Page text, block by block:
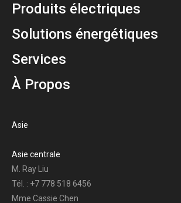
Produits électriques
Solutions énergétiques
Services
À Propos
Asie
Asie centrale
M. Ray Liu
Tél. : +7 778 518 6456
Mme Cassie Chen